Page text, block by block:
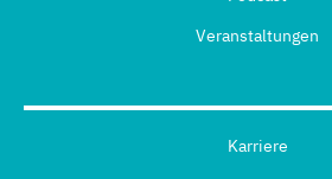
Veranstaltungen
Karriere